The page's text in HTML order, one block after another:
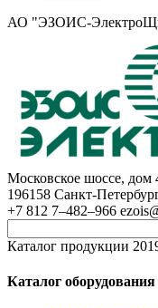
АО "ЭЗОИС-
Московское шоссе, дом
196158 Санкт-
+7 812 7–482–966
Каталог продукции
Каталог оборудования